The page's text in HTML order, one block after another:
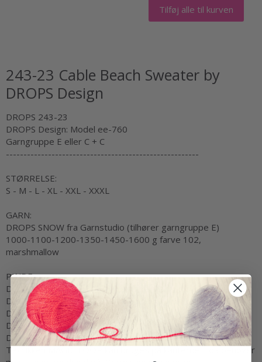
Tilføj alle til kurven
243-23 Cable Beach Sweater by
DROPS Design
DROPS 243-23
DROPS Design: Model ee-760
Garngruppe E eller C + C
-------------------------------------------------------
STØRRELSE:
S - M - L - XL - XXL - XXXL
GARN:
DROPS SNOW fra Garnstudio (tilhører garngruppe E)
1000-1100-1200-1350-1450-1600 g farve 102,
marshmallow
PINDE:
DROPS RUNDPINDE NR 8: Længde 40 cm og 80 cm.
DROPS RUNDPINDE NR 6: Længde 40 cm og 80 cm.
DROPS STRØMPEPINDE NR 8.
DROPS STRØMPEPINDE NR 6.
DROPS SNONINGSPIND.
Teknikken MAGIC LOOP kan bruges på kanterne – da behøver